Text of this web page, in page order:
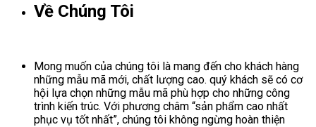
Về Chúng Tôi
Mong muốn của chúng tôi là mang đến cho khách hàng
những mẫu mã mới, chất lượng cao. quý khách sẽ có cơ
hội lựa chọn những mẫu mã phù hợp cho những công
trình kiến trúc. Với phương châm “sản phẩm cao nhất
phục vụ tốt nhất”, chúng tôi không ngừng hoàn thiện